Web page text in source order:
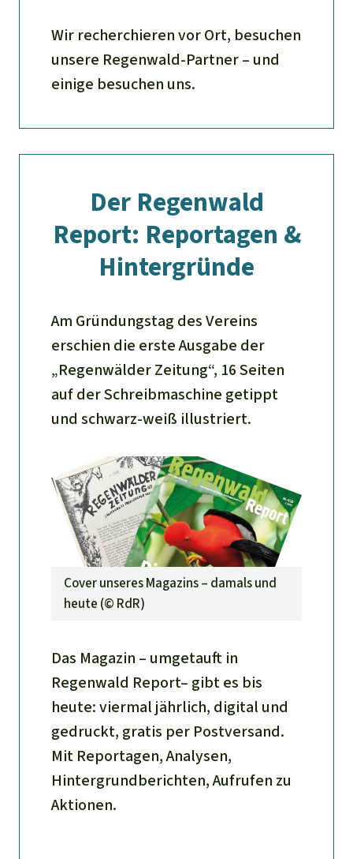
Wir recherchieren vor Ort, besuchen
unsere Regenwald-Partner – und
einige besuchen uns.
Der Regenwald
Report: Reportagen &
Hintergründe
Am Gründungstag des Vereins
erschien die erste Ausgabe der
„Regenwälder Zeitung“, 16 Seiten
auf der Schreibmaschine getippt
und schwarz-weiß illustriert.
Cover unseres Magazins – damals und
heute (© RdR)
Das Magazin – umgetauft in
Regenwald Report– gibt es bis
heute: viermal jährlich, digital und
gedruckt, gratis per Postversand.
Mit Reportagen, Analysen,
Hintergrundberichten, Aufrufen zu
Aktionen.